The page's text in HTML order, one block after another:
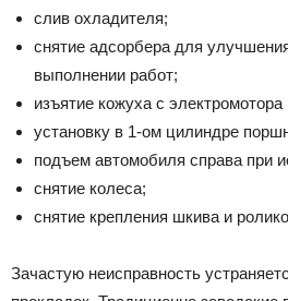
слив охладителя;
снятие адсорбера для
выполнении работ;
изъятие кожуха с
установку в 1-ом цилиндре
подъем автомобиля справа при
снятие колеса;
снятие крепления шкива и
Зачастую неисправность